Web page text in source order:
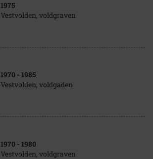
1975
Vestvolden, voldgraven
1970 - 1985
Vestvolden, voldgaden
1970 - 1980
Vestvolden, voldgraven